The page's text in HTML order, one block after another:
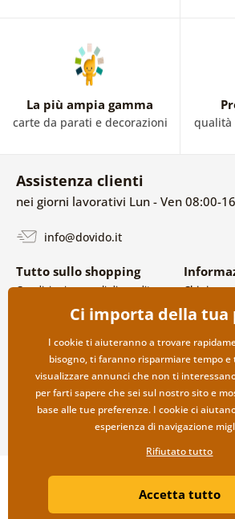
La più ampia gamma
carte da parati e decorazioni qualità
Assistenza clienti
nei giorni lavorativi Lun - Ven 08:00-
info@dovido.it
Tutto sullo shopping
Condizioni generali di vendita e
Politica sulla privacy
Opzioni di spedizione e
pagamento
Reso della merce
Chi siamo
FAQ
Contatti
Copyright ©2019 ©
Litvanyi.sk| Negozio
Ci importa della tua
I cookie ti aiuteranno a trovare
bisogno, ti faranno risparmiare tempo
visualizzare annunci che non ti
per farti sapere che sei sul nostro sito e
base alle tue preferenze. I cookie ci
esperienza di navigazione
Rifiutato tutto
Accetta tutto